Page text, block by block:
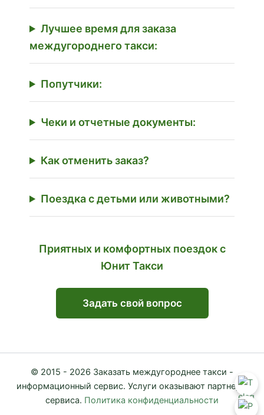
Лучшее время для заказа
междугороднего такси:
Попутчики:
Чеки и отчетные документы:
Как отменить заказ?
Поездка с детьми или животными?
Приятных и комфортных поездок с
Юнит Такси
Задать свой вопрос
© 2015 - 2026 Заказать междугороднее такси -
информационный сервис. Услуги оказывают партнеры
сервиса. Политика конфиденциальности